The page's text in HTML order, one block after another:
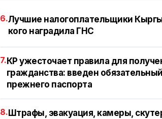
6.Лучшие налогоплательщики
кого наградила ГНС
7. КР ужесточает правила для
гражданства: введен
прежнего паспорта
8. Штрафы, эвакуация, камеры,